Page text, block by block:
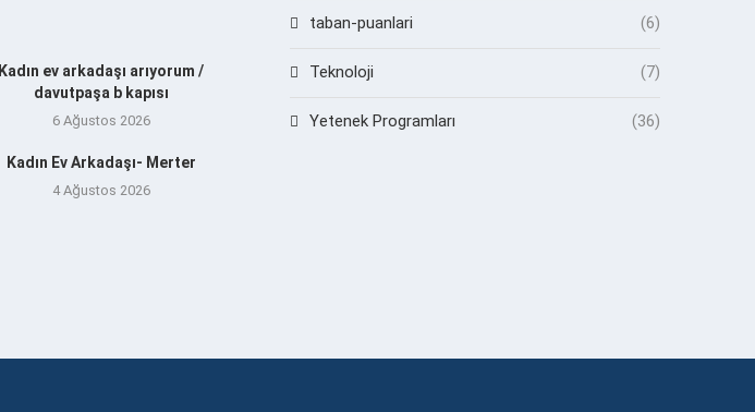
Kadın ev arkadaşı arıyorum /
davutpaşa b kapısı
6 Ağustos 2026
Kadın Ev Arkadaşı- Merter
4 Ağustos 2026
taban-puanlari (6)
Teknoloji (7)
Yetenek Programları (36)